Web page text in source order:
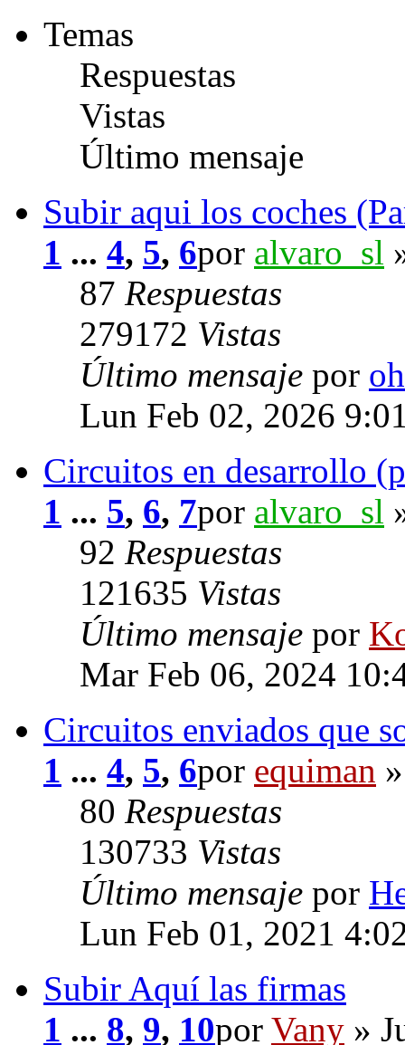
Temas
Respuestas
Vistas
Último mensaje
Subir aqui los coches
1 ... 4, 5, 6por alvaro_sl
87 Respuestas
279172 Vistas
Último mensaje por
Lun Feb 02, 2026
Circuitos en desarrollo
1 ... 5, 6, 7por alvaro_sl
92 Respuestas
121635 Vistas
Último mensaje por
Mar Feb 06, 2024
Circuitos enviados que
1 ... 4, 5, 6por equiman
80 Respuestas
130733 Vistas
Último mensaje por
Lun Feb 01, 2021
Subir Aquí las firmas
1 ... 8, 9, 10por Vany »